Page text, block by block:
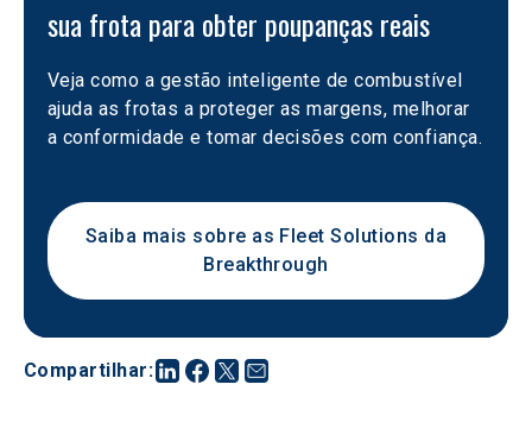
Compartilhar:
sua frota para obter poupanças reais
Veja como a gestão inteligente de combustível
ajuda as frotas a proteger as margens, melhorar
a conformidade e tomar decisões com confiança.
Saiba mais sobre as Fleet Solutions da
Breakthrough